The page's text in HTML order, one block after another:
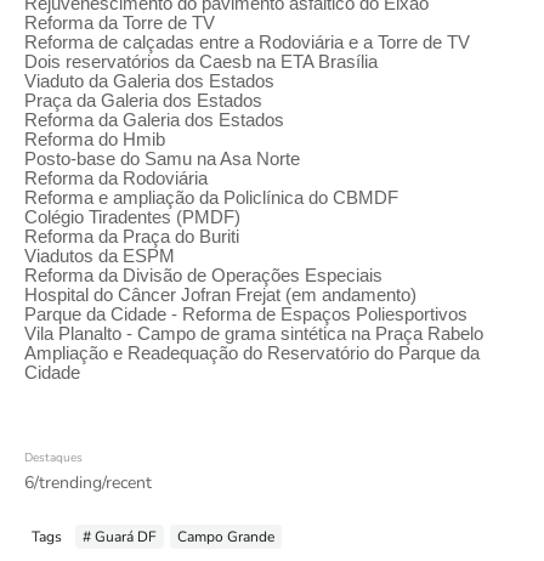
Reforma da Torre de TV
Reforma de calçadas entre a Rodoviária e a Torre de TV
Dois reservatórios da Caesb na ETA Brasília
Viaduto da Galeria dos Estados
Praça da Galeria dos Estados
Reforma da Galeria dos Estados
Reforma do Hmib
Posto-base do Samu na Asa Norte
Reforma da Rodoviária
Reforma e ampliação da Policlínica do CBMDF
Colégio Tiradentes (PMDF)
Reforma da Praça do Buriti
Viadutos da ESPM
Reforma da Divisão de Operações Especiais
Hospital do Câncer Jofran Frejat (em andamento)
Parque da Cidade - Reforma de Espaços Poliesportivos
Vila Planalto - Campo de grama sintética na Praça Rabelo
Ampliação e Readequação do Reservatório do Parque da
Cidade
Destaques
6/trending/recent
Tags # Guará DF Campo Grande